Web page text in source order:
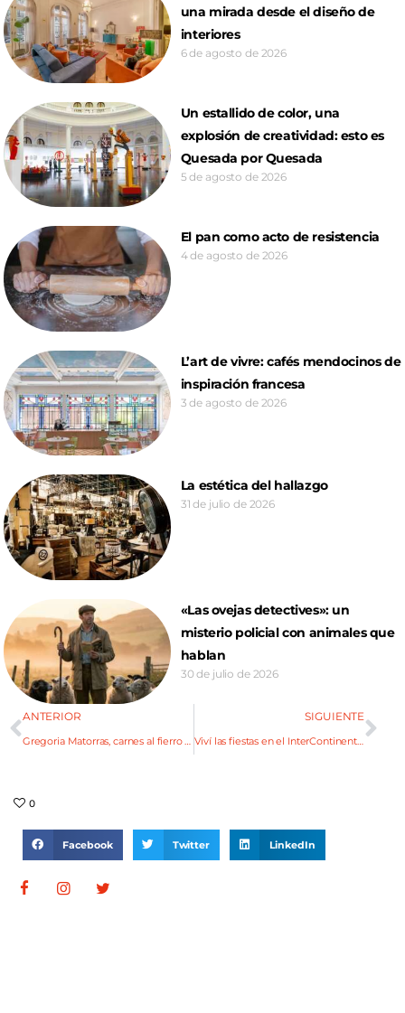
una mirada desde el diseño de
interiores
6 de agosto de 2026
Un estallido de color, una
explosión de creatividad: esto es
Quesada por Quesada
5 de agosto de 2026
El pan como acto de resistencia
4 de agosto de 2026
L’art de vivre: cafés mendocinos de
inspiración francesa
3 de agosto de 2026
La estética del hallazgo
31 de julio de 2026
«Las ovejas detectives»: un
misterio policial con animales que
hablan
30 de julio de 2026
ANTERIOR
Gregoria Matorras, carnes al fierro y mucha historia
SIGUIENTE
Viví las fiestas en el InterContinental
0
Facebook Twitter LinkedIn